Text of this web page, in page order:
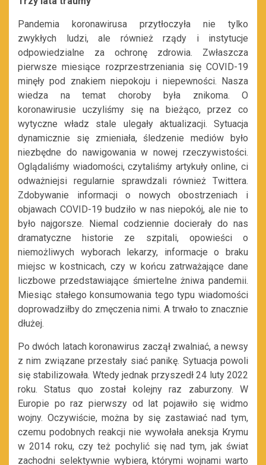
Pandemia koronawirusa przytłoczyła nie tylko
zwykłych ludzi, ale również rządy i instytucje
odpowiedzialne za ochronę zdrowia. Zwłaszcza
pierwsze miesiące rozprzestrzeniania się COVID-19
minęły pod znakiem niepokoju i niepewności. Nasza
wiedza na temat choroby była znikoma. O
koronawirusie uczyliśmy się na bieżąco, przez co
wytyczne władz stale ulegały aktualizacji. Sytuacja
dynamicznie się zmieniała, śledzenie mediów było
niezbędne do nawigowania w nowej rzeczywistości.
Oglądaliśmy wiadomości, czytaliśmy artykuły online, ci
odważniejsi regularnie sprawdzali również Twittera.
Zdobywanie informacji o nowych obostrzeniach i
objawach COVID-19 budziło w nas niepokój, ale nie to
było najgorsze. Niemal codziennie docierały do nas
dramatyczne historie ze szpitali, opowieści o
niemożliwych wyborach lekarzy, informacje o braku
miejsc w kostnicach, czy w końcu zatrważające dane
liczbowe przedstawiające śmiertelne żniwa pandemii.
Miesiąc stałego konsumowania tego typu wiadomości
doprowadziłby do zmęczenia nimi. A trwało to znacznie
dłużej.
Po dwóch latach koronawirus zaczął zwalniać, a newsy
z nim związane przestały siać panikę. Sytuacja powoli
się stabilizowała. Wtedy jednak przyszedł 24 luty 2022
roku. Status quo został kolejny raz zaburzony. W
Europie po raz pierwszy od lat pojawiło się widmo
wojny. Oczywiście, można by się zastawiać nad tym,
czemu podobnych reakcji nie wywołała aneksja Krymu
w 2014 roku, czy też pochylić się nad tym, jak świat
zachodni selektywnie wybiera, którymi wojnami warto